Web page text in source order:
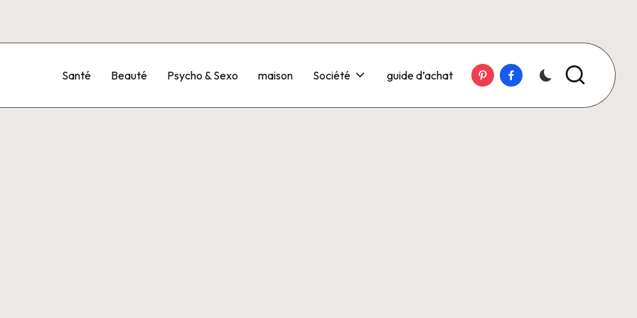
Santé Beauté Psycho & Sexo maison Société guide d’achat PinterestFacebook